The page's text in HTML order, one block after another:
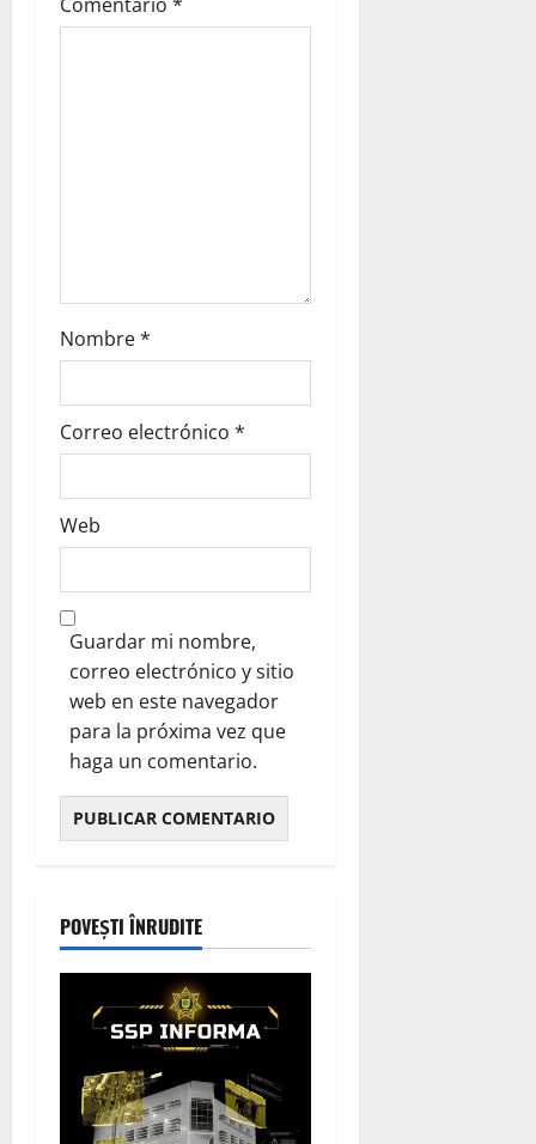
i
Nombre*
Correo electrónico *
Web
Guardar mi nombre,
correo electrónico y sitio
web en este navegador
para la próxima vez que
haga un comentario.
POVEȘTI ÎNRUDITE